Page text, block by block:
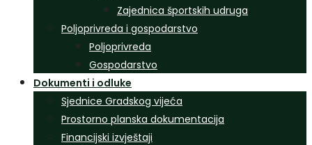
Zajednica športskih udruga
Poljoprivreda i gospodarstvo
Poljoprivreda
Gospodarstvo
Dokumenti i odluke
Sjednice Gradskog vijeća
Prostorno planska dokumentacija
Financijski izvještaji